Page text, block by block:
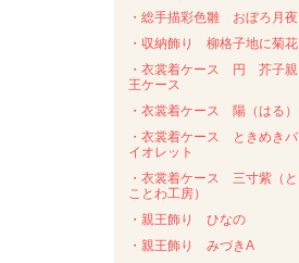
・総手描彩色雛 おぼろ月夜
・収納飾り 柳格子地に菊花
・衣裳着ケース 円 芥子親
王ケース
・衣裳着ケース 陽（はる）
・衣裳着ケース ときめきバ
イオレット
・衣裳着ケース 三寸紫（と
ことわ工房）
・親王飾り ひなの
・親王飾り みづきA